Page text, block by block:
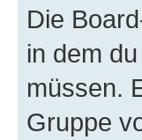
Die
in dem
müssen.
Gruppe